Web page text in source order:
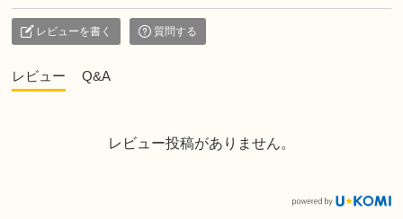
レビューを書く 質問する
レビュー Q&A
レビュー投稿がありません。